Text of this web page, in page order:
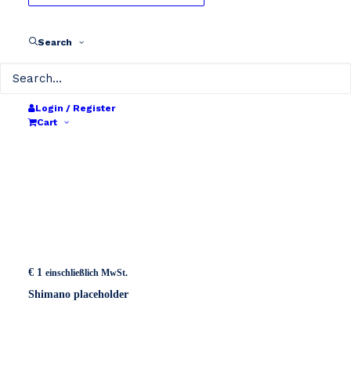
Search
Login / Register
Cart
€ 1 einschließlich MwSt.
Shimano placeholder